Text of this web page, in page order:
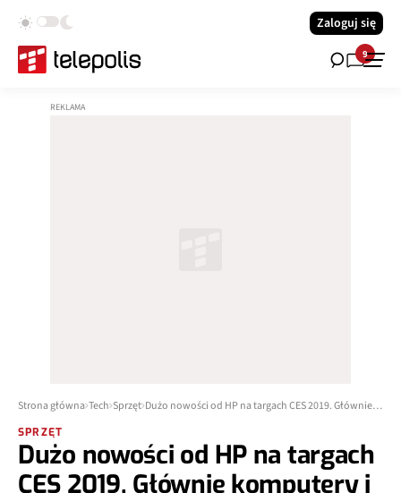
Zaloguj się
9
Strona główna Tech Sprzęt Dużo nowości od HP na targach CES 2019. Głównie komputery i akcesoria do nich. Jest też wielkoformatowy monitor za 20 tys. zł
SPRZĘT
Dużo nowości od HP na targach
CES 2019. Głównie komputery i